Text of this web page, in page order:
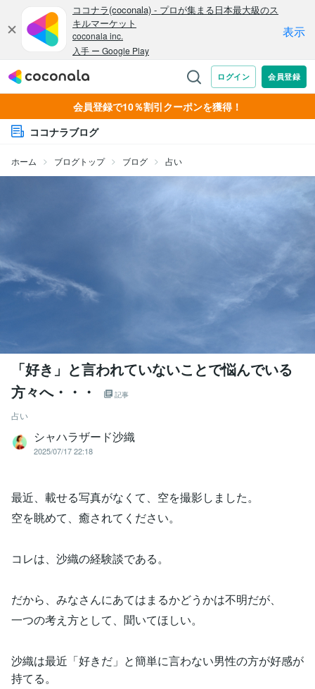
会員登録で10％割引クーポンを獲得！
ココナラブログ
ホーム ブログトップ ブログ 占い
「好き」と言われていないことで悩んでいる
方々へ・・・
記事
占い
シャハラザード沙織
2025/07/17 22:18
最近、載せる写真がなくて、空を撮影しました。
空を眺めて、癒されてください。
コレは、沙織の経験談である。
だから、みなさんにあてはまるかどうかは不明だが、
一つの考え方として、聞いてほしい。
沙織は最近「好きだ」と簡単に言わない男性の方が好感が
持てる。